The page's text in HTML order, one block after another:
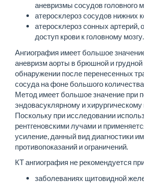
аневризмы сосудов головного
атеросклероз сосудов нижних
атеросклероз сонных артерий,
доступ крови к головному мозгу.
Ангиография имеет большое
аневризм аорты в брюшной и грудной
обнаружении после перенесенных
сосуда на фоне большого
Метод имеет большое значение при
эндовасуклярному и
Поскольку при исследовании
рентгеновскими лучами и
усиление, данный вид диагностики
противопоказаний и ограничений.
КТ ангиография не рекомендуется
заболеваниях щитовидной